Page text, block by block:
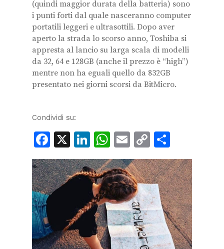
(quindi maggior durata della batteria) sono
i punti forti dal quale nasceranno computer
portatili leggeri e ultrasottili. Dopo aver
aperto la strada lo scorso anno, Toshiba si
appresta al lancio su larga scala di modelli
da 32, 64 e 128GB (anche il prezzo è “high”)
mentre non ha eguali quello da 832GB
presentato nei giorni scorsi da BitMicro.
Condividi su:
Facebook
X LinkedIn
WhatsApp
Email
Copy
Link